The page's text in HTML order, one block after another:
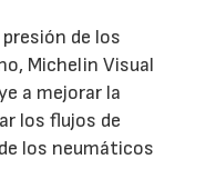
de los
Michelin Visual
a mejorar la
los flujos de
los neumáticos